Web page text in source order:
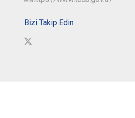
Bizi Takip Edin